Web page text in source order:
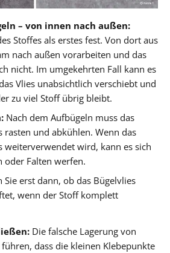
– von innen nach außen:
Stoffes als erstes fest. Von dort aus
nach außen vorarbeiten und das
nicht. Im umgekehrten Fall kann es
Vlies unabsichtlich verschiebt und
zu viel Stoff übrig bleibt.
Nach dem Aufbügeln muss das
rasten und abkühlen. Wenn das
weiterverwendet wird, kann es sich
oder Falten werfen.
erst dann, ob das Bügelvlies
wenn der Stoff komplett
Die falsche Lagerung von
dass die kleinen Klebepunkte